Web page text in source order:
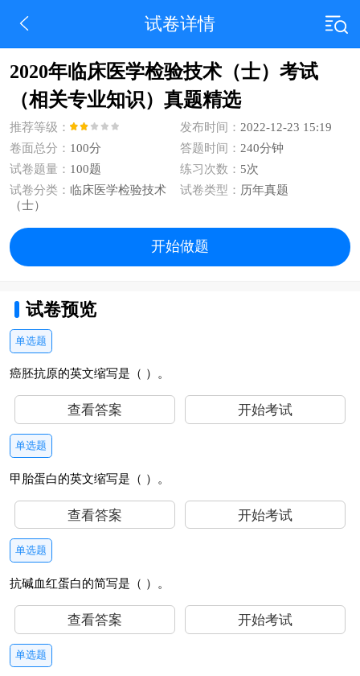
试卷详情
2020年临床医学检验技术（士）考试
（相关专业知识）真题精选
推荐等级： 发布时间： 2022-12-23 15:19
卷面总分： 100分 答题时间： 240分钟
试卷题量： 100题 练习次数： 5次
试卷分类： 临床医学检验技术
（士）
试卷类型： 历年真题
开始做题
试卷预览
单选题
癌胚抗原的英文缩写是（ ）。
查看答案 开始考试
单选题
甲胎蛋白的英文缩写是（ ）。
查看答案 开始考试
单选题
抗碱血红蛋白的简写是（ ）。
查看答案 开始考试
单选题